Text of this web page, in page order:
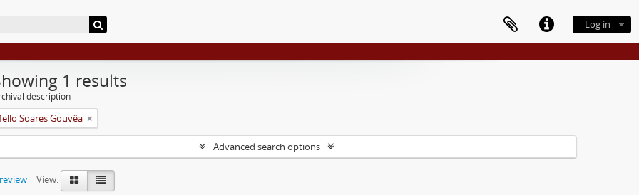
Log in
1 results
description
Soares Gouvêa
Advanced search options
View: